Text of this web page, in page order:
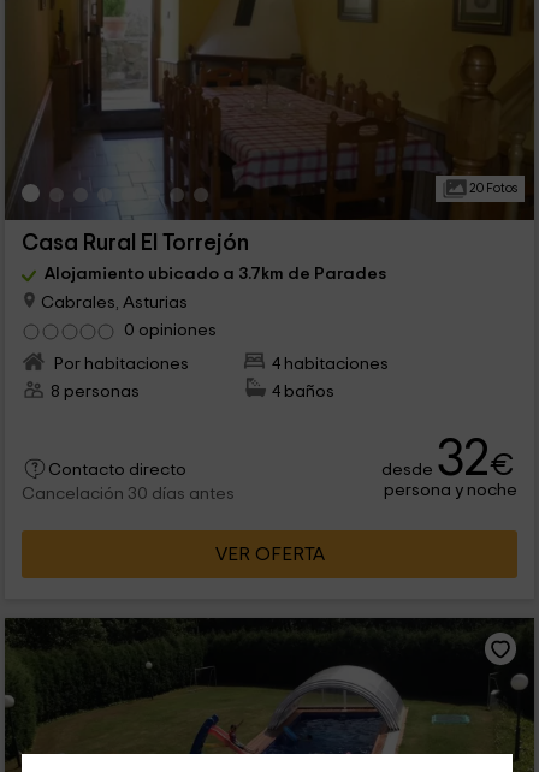
20 Fotos
Casa Rural El Torrejón
Alojamiento ubicado a 3.7km de Parades
Cabrales, Asturias
0 opiniones
Por habitaciones
4 habitaciones
8 personas
4 baños
Contacto directo
Cancelación 30 días antes
desde 32€
persona y noche
VER OFERTA